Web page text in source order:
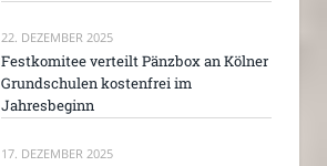
22. DEZEMBER 2025
Festkomitee verteilt Pänzbox an Kölner
Grundschulen kostenfrei im
Jahresbeginn
17. DEZEMBER 2025